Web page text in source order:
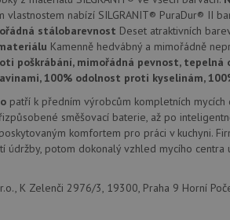
vlastnostem nabízí SILGRANIT® PuraDur® II
stálobarevnost Deset atraktivních
Kamenně hedvábný a mimořádně
poškrábání, mimořádná pevnost, tepelná
100% odolnost proti kyselinám,
patří k předním výrobcům kompletních
směšovací baterie, až po
komfortem pro práci v kuchyni.
údržby, potom dokonalý vzhled mycího centra
K Zelenči 2976/3, 19300, Praha 9 Horní
webové
mohl
.seznam.cz
4 týdny 2
Toto je
nalezen
použit
blanco.cz
dny
nalezen
použit jako
Google LLC
.doubleclick.net
15 minut
Tento
(kterou
Google LLC
.youtube.com
prohlížeče
zobrazení